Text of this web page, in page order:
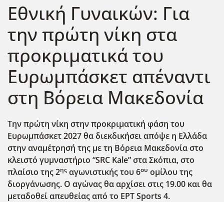
Εθνική Γυναικών: Για
την πρώτη νίκη στα
προκριματικά του
Ευρωμπάσκετ απέναντι
στη Βόρεια Μακεδονία
Την πρώτη νίκη στην προκριματική φάση του
Ευρωμπάσκετ 2027 θα διεκδικήσει απόψε η Ελλάδα
στην αναμέτρησή της με τη Βόρεια Μακεδονία στο
κλειστό γυμναστήριο “SRC Kale” στα Σκόπια, στο
πλαίσιο της 2ης αγωνιστικής του 6ου ομίλου της
διοργάνωσης. Ο αγώνας θα αρχίσει στις 19.00 και θα
μεταδοθεί απευθείας από το ΕΡΤ Sports 4.